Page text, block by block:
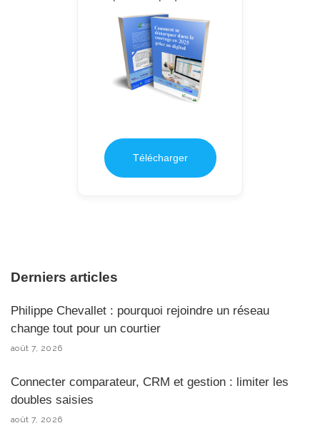
Télécharger
Derniers articles
Philippe Chevallet : pourquoi rejoindre un réseau
change tout pour un courtier
août 7, 2026
Connecter comparateur, CRM et gestion : limiter les
doubles saisies
août 7, 2026